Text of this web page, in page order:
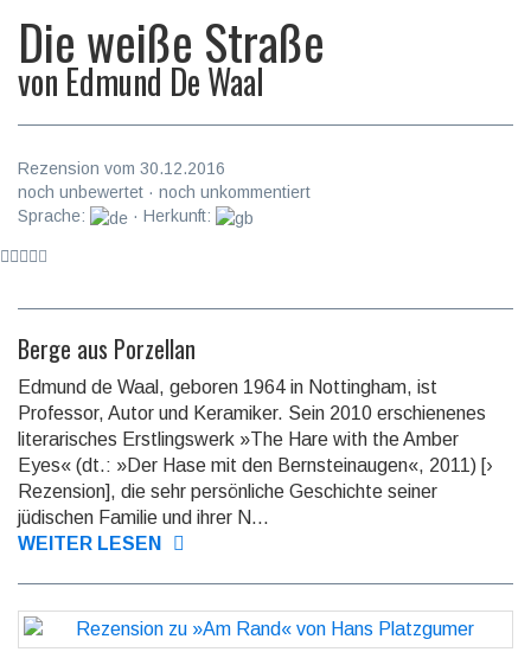
Die weiße Straße
von Edmund De Waal
Rezension vom 30.12.2016
noch unbewertet · noch unkommentiert
Sprache:
· Herkunft:
Berge aus Porzellan
Edmund de Waal, geboren 1964 in Nottingham, ist
Professor, Autor und Keramiker. Sein 2010 erschie­nenes
litera­risches Erstlings­werk »The Hare with the Amber
Eyes« (dt.: »Der Hase mit den Bern­stein­augen«, 2011) [›
Rezension], die sehr persönliche Geschichte seiner
jüdischen Familie und ihrer N...
WEITER LESEN